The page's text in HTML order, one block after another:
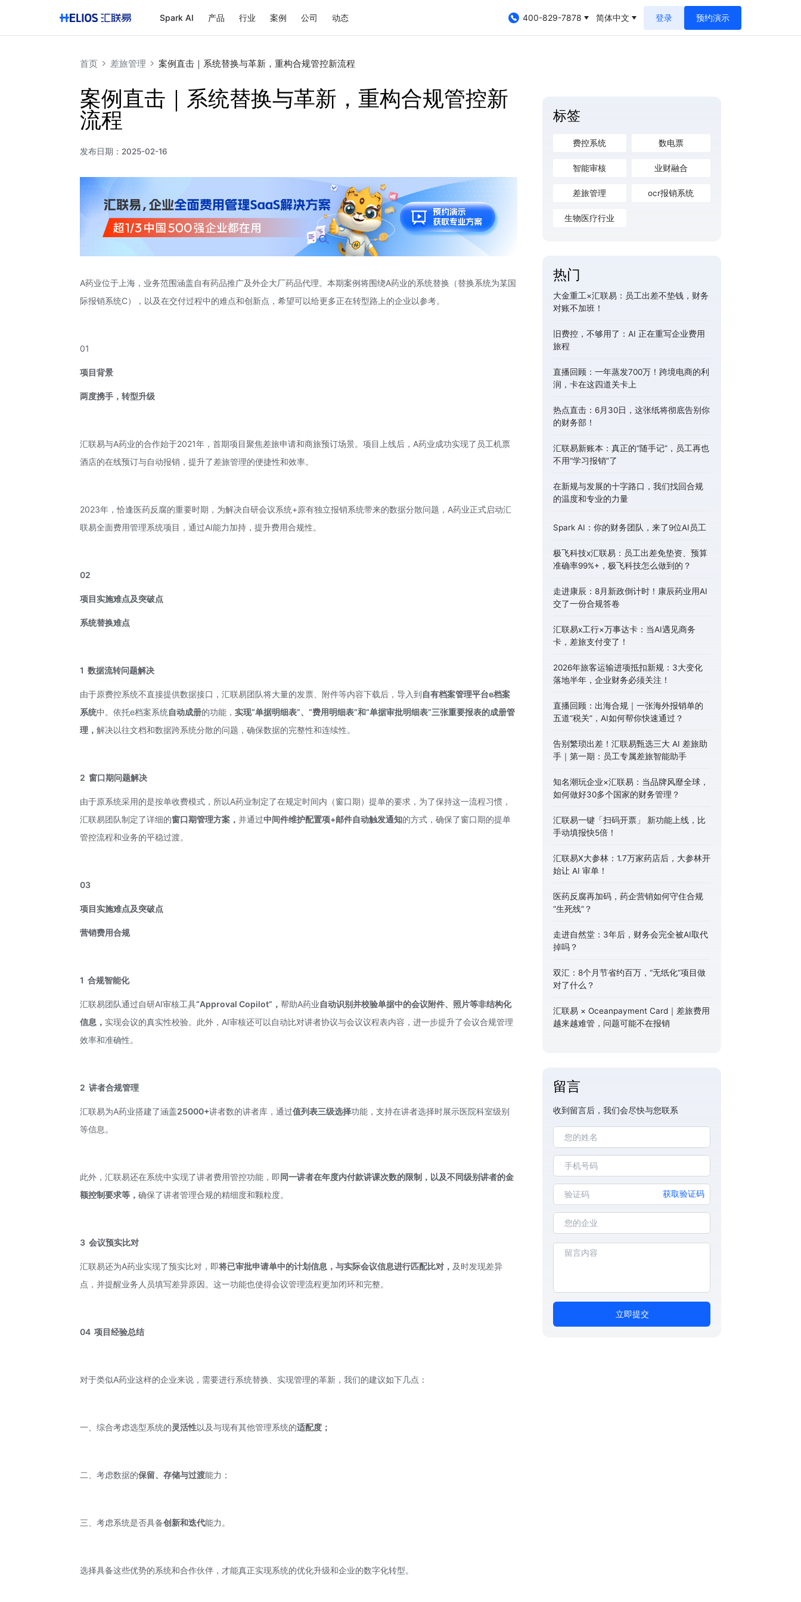
Spark AI 产品 行业 案例 公司 动态 400-829-7878 简体中文 登录 预约演示
首页 差旅管理 案例直击｜系统替换与革新，重构合规管控新流程
案例直击｜系统替换与革新，重构合规管控新
流程
发布日期： 2025-02-16
A药业位于上海，业务范围涵盖自有药品推广及外企大厂药品代理。本期案例将围绕A药业的系统替换（替换系统为某国
际报销系统C），以及在交付过程中的难点和创新点，希望可以给更多正在转型路上的企业以参考。
01
项目背景
两度携手，转型升级
汇联易与A药业的合作始于2021年，首期项目聚焦差旅申请和商旅预订场景。项目上线后，A药业成功实现了员工机票
酒店的在线预订与自动报销，提升了差旅管理的便捷性和效率。
2023年，恰逢医药反腐的重要时期，为解决自研会议系统+原有独立报销系统带来的数据分散问题，A药业正式启动汇
联易全面费用管理系统项目，通过AI能力加持，提升费用合规性。
02
项目实施难点及突破点
系统替换难点
1数据流转问题解决
由于原费控系统不直接提供数据接口，汇联易团队将大量的发票、附件等内容下载后，导入到自有档案管理平台e档案
系统中。依托e档案系统自动成册的功能，实现“单据明细表”、“费用明细表”和“单据审批明细表”三张重要报表的成册管
理，解决以往文档和数据跨系统分散的问题，确保数据的完整性和连续性。
2 窗口期问题解决
由于原系统采用的是按单收费模式，所以A药业制定了在规定时间内（窗口期）提单的要求，为了保持这一流程习惯，
汇联易团队制定了详细的窗口期管理方案， 并通过中间件维护配置项+邮件自动触发通知的方式，确保了窗口期的提单
管控流程和业务的平稳过渡。
03
项目实施难点及突破点
营销费用合规
1合规智能化
汇联易团队通过自研AI审核工具“Approval Copilot”，帮助A药业自动识别并校验单据中的会议附件、照片等非结构化
信息， 实现会议的真实性校验。此外，AI审核还可以自动比对讲者协议与会议议程表内容，进一步提升了会议合规管理
效率和准确性。
2讲者合规管理
汇联易为A药业搭建了涵盖25000+讲者数的讲者库，通过值列表三级选择功能，支持在讲者选择时展示医院科室级别
等信息。
此外，汇联易还在系统中实现了讲者费用管控功能，即同一讲者在年度内付款讲课次数的限制，以及不同级别讲者的金
额控制要求等，确保了讲者管理合规的精细度和颗粒度。
3会议预实比对
汇联易还为A药业实现了预实比对，即将已审批申请单中的计划信息，与实际会议信息进行匹配比对， 及时发现差异
点，并提醒业务人员填写差异原因。这一功能也使得会议管理流程更加闭环和完整。
04项目经验总结
对于类似A药业这样的企业来说，需要进行系统替换、实现管理的革新，我们的建议如下几点：
一、综合考虑选型系统的灵活性以及与现有其他管理系统的适配度；
二、考虑数据的保留、存储与过渡能力；
三、考虑系统是否具备创新和迭代能力。
选择具备这些优势的系统和合作伙伴，才能真正实现系统的优化升级和企业的数字化转型。
标签
费控系统 数电票
智能审核 业财融合
差旅管理 ocr报销系统
生物医疗行业
热门
大金重工×汇联易：员工出差不垫钱，财务
对账不加班！
旧费控，不够用了：AI 正在重写企业费用
旅程
直播回顾：一年蒸发700万！跨境电商的利
润，卡在这四道关卡上
热点直击：6月30日，这张纸将彻底告别你
的财务部！
汇联易新账本：真正的“随手记”，员工再也
不用“学习报销”了
在新规与发展的十字路口，我们找回合规
的温度和专业的力量
Spark AI：你的财务团队，来了9位AI员工
极飞科技x汇联易：员工出差免垫资、预算
准确率99%+，极飞科技怎么做到的？
走进康辰：8月新政倒计时！康辰药业用AI
交了一份合规答卷
汇联易x工行×万事达卡：当AI遇见商务
卡，差旅支付变了！
2026年旅客运输进项抵扣新规：3大变化
落地半年，企业财务必须关注！
直播回顾：出海合规｜一张海外报销单的
五道“税关”，AI如何帮你快速通过？
告别繁琐出差！汇联易甄选三大 AI 差旅助
手｜第一期：员工专属差旅智能助手
知名潮玩企业×汇联易：当品牌风靡全球，
如何做好30多个国家的财务管理？
汇联易一键「扫码开票」 新功能上线，比
手动填报快5倍！
汇联易X大参林：1.7万家药店后，大参林开
始让 AI 审单！
医药反腐再加码，药企营销如何守住合规
“生死线”？
走进自然堂：3年后，财务会完全被AI取代
掉吗？
双汇：8个月节省约百万，“无纸化”项目做
对了什么？
汇联易 × Oceanpayment Card｜差旅费用
越来越难管，问题可能不在报销
留言
收到留言后，我们会尽快与您联系
获取验证码
立即提交